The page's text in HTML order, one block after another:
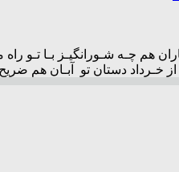
هم چـه شـورانگیـز بـا
خـرداد دستان تو آبـان هم